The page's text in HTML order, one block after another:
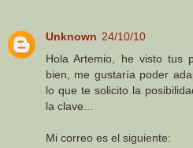
Unknown 24/10/10
Hola Artemio, he visto tus
bien, me gustaría poder
lo que te solicito la
la clave...
Mi correo es el siguiente: